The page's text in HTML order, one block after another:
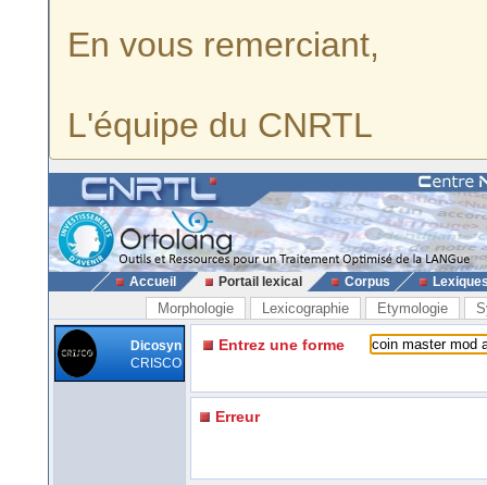
En vous remerciant,
L'équipe du CNRTL
Accueil Portail lexical Corpus
Morphologie Lexicographie Etymologie
Dicosyn
CRISCO
Entrez une forme
Erreur